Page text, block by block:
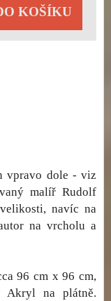
KOŠÍKU
vpravo dole - viz
malíř Rudolf
navíc na
na vrcholu a
96 cm x 96 cm,
Akryl na plátně.